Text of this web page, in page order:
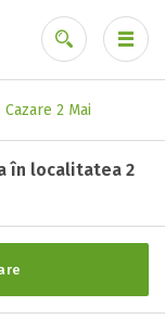
Cazare 2 Mai
în localitatea 2